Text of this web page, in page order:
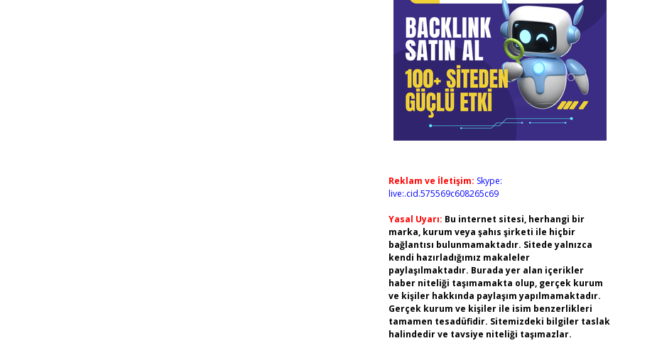
Reklam ve İletişim: Skype:
live:.cid.575569c608265c69
Yasal Uyarı: Bu internet sitesi, herhangi bir
marka, kurum veya şahıs şirketi ile hiçbir
bağlantısı bulunmamaktadır. Sitede yalnızca
kendi hazırladığımız makaleler
paylaşılmaktadır. Burada yer alan içerikler
haber niteliği taşımamakta olup, gerçek kurum
ve kişiler hakkında paylaşım yapılmamaktadır.
Gerçek kurum ve kişiler ile isim benzerlikleri
tamamen tesadüfidir. Sitemizdeki bilgiler taslak
halindedir ve tavsiye niteliği taşımazlar.